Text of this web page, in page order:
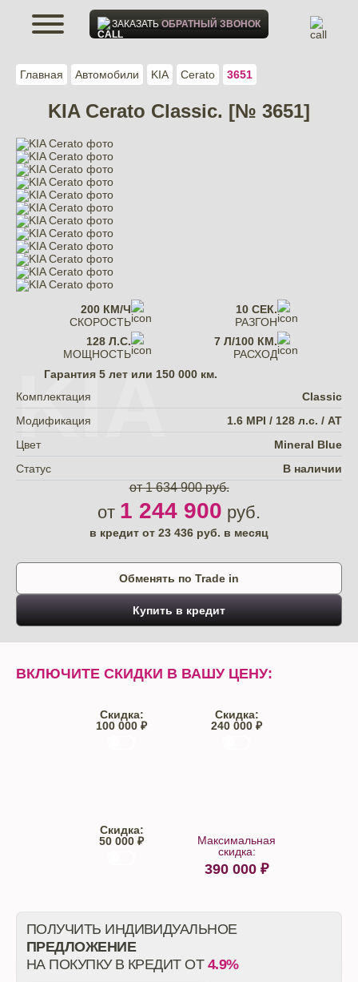
Главная Автомобили KIA Cerato 3651
KIA Cerato Classic. [№ 3651]
KIA
Гарантия 5 лет или 150 000 км.
Комплектация
Classic
Модификация
1.6 MPI / 128 л.с. / AT
Цвет
Mineral Blue
Статус
В наличии
от 1 634 900 руб.
от 1 244 900 руб.
в кредит от 23 436 руб. в месяц
200 КМ/Ч
СКОРОСТЬ
10 СЕК.
РАЗГОН
128 Л.С.
МОЩНОСТЬ
7 Л/100 КМ.
РАСХОД
Обменять по Trade in
Купить в кредит
ВКЛЮЧИТЕ СКИДКИ В ВАШУ ЦЕНУ:
Скидка:
100 000 ₽
Скидка:
240 000 ₽
Скидка:
50 000 ₽
Максимальная
скидка:
390 000 ₽
ПОЛУЧИТЬ ИНДИВИДУАЛЬНОЕ
ПРЕДЛОЖЕНИЕ
НА ПОКУПКУ В КРЕДИТ ОТ 4.9%
ЗАКАЗАТЬОБРАТНЫЙ ЗВОНОК